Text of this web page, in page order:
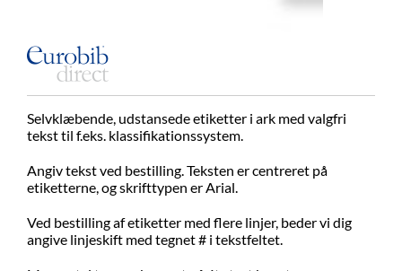
Selvklæbende, udstansede etiketter i ark med valgfri
tekst til f.eks. klassifikationssystem.
Angiv tekst ved bestilling. Teksten er centreret på
etiketterne, og skrifttypen er Arial.
Ved bestilling af etiketter med flere linjer, beder vi dig
angive linjeskift med tegnet # i tekstfeltet.